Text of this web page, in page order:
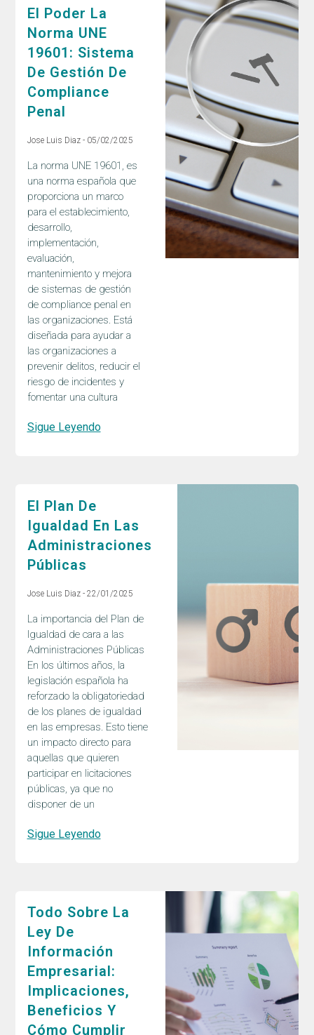
El Poder La
Norma UNE
19601: Sistema
De Gestión De
Compliance
Penal
Jose Luis Diaz 05/02/2025
La norma UNE 19601, es
una norma española que
proporciona un marco
para el establecimiento,
desarrollo,
implementación,
evaluación,
mantenimiento y mejora
de sistemas de gestión
de compliance penal en
las organizaciones. Está
diseñada para ayudar a
las organizaciones a
prevenir delitos, reducir el
riesgo de incidentes y
fomentar una cultura
Sigue Leyendo
El Plan De
Igualdad En Las
Administraciones
Públicas
Jose Luis Diaz 22/01/2025
La importancia del Plan de
Igualdad de cara a las
Administraciones Públicas
En los últimos años, la
legislación española ha
reforzado la obligatoriedad
de los planes de igualdad
en las empresas. Esto tiene
un impacto directo para
aquellas que quieren
participar en licitaciones
públicas, ya que no
disponer de un
Sigue Leyendo
Todo Sobre La
Ley De
Información
Empresarial:
Implicaciones,
Beneficios Y
Cómo Cumplir